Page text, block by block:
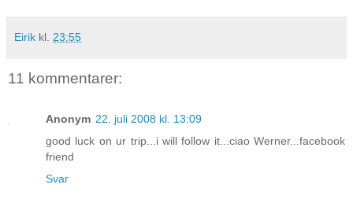
Eirik kl. 23:55
11 kommentarer:
Anonym 22. juli 2008 kl. 13:09
good luck on ur trip...i will follow it...ciao Werner...facebook
friend
Svar